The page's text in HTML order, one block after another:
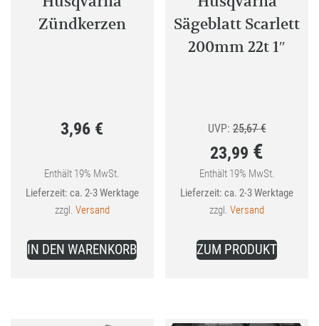
Zündkerzen
3,96 €
Enthält 19% MwSt.
Lieferzeit: ca. 2-3 Werktage
zzgl. Versand
IN DEN WARENKORB
Sägeblatt Scarlett
200mm 22t 1″
UVP: 25,67€
war:
25,67 €
23,99 €
Aktueller
Preis
23,99 €.
Enthält 19% MwSt.
Lieferzeit: ca. 2-3 Werktage
zzgl.Versand
ZUM PRODUKT